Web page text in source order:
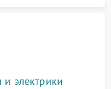
и электрики